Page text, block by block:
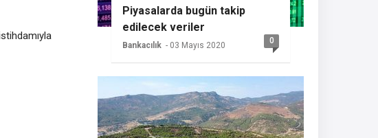
Piyasalarda bugün takip
edilecek veriler
Bankacılık - 03 Mayıs 2020 0